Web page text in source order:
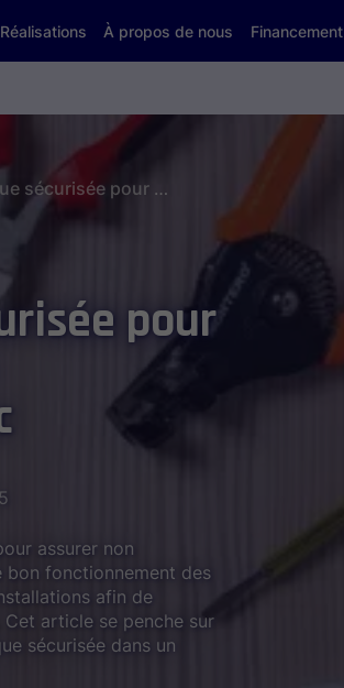
Réalisations À propos de nous Financement
Installation électrique sécurisée pour un commerce : les normes incontournables au Québec
pour
assurer non
bon fonctionnement des
afin de
article se penche sur
sécurisée dans un